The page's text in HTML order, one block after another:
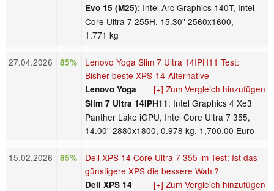
Evo 15 (M25): Intel Arc Graphics 140T, Intel
Core Ultra 7 255H, 15.30" 2560x1600,
1.771 kg
27.04.2026 85%
Lenovo Yoga Slim 7 Ultra 14IPH11 Test:
Bisher beste XPS-14-Alternative
[+] Zum Vergleich hinzufügen
Lenovo Yoga
Slim 7 Ultra 14IPH11: Intel Graphics 4 Xe3
Panther Lake iGPU, Intel Core Ultra 7 355,
14.00" 2880x1800, 0.978 kg, 1,700.00 Euro
15.02.2026 85%
Dell XPS 14 Core Ultra 7 355 im Test: Ist das
günstigere XPS die bessere Wahl?
[+] Zum Vergleich hinzufügen
Dell XPS 14